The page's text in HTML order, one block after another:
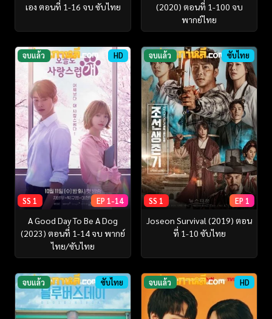
เอง ตอนที่ 1-16 จบ ซับไทย
(2020) ตอนที่ 1-100 จบ
พากย์ไทย
จบแล้ว HD
SS 1 EP 1-14
A Good Day To Be A Dog
(2023) ตอนที่ 1-14 จบ พากย์
ไทย/ซับไทย
จบแล้ว ซับไทย
SS 1 EP 1
Joseon Survival (2019) ตอน
ที่ 1-10 ซับไทย
จบแล้ว ซับไทย จบแล้ว HD